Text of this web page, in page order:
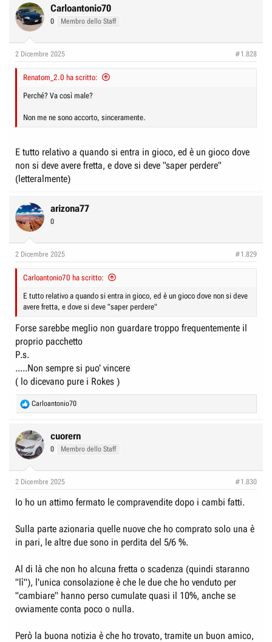
Carloantonio70
0 Membro dello Staff
2 Dicembre 2025 #1.828
Renatom_2.0 ha scritto:
Perché? Va così male?
Non me ne sono accorto, sinceramente.
E tutto relativo a quando si entra in gioco, ed è un gioco dove
non si deve avere fretta, e dove si deve "saper perdere"
(letteralmente)
arizona77
0
2 Dicembre 2025 #1.829
Carloantonio70 ha scritto:
E tutto relativo a quando si entra in gioco, ed è un gioco dove non si deve
avere fretta, e dove si deve "saper perdere"
Forse sarebbe meglio non guardare troppo frequentemente il
proprio pacchetto
P.s.
.....Non sempre si puo' vincere
( lo dicevano pure i Rokes )
R
e
c
t
i
s
Carloantonio70
cuorern
0 Membro dello Staff
2 Dicembre 2025 #1.830
Io ho un attimo fermato le compravendite dopo i cambi fatti.
Sulla parte azionaria quelle nuove che ho comprato solo una è
in pari, le altre due sono in perdita del 5/6 %.
Al di là che non ho alcuna fretta o scadenza (quindi staranno
"lì"), l'unica consolazione è che le due che ho venduto per
"cambiare" hanno perso cumulate quasi il 10%, anche se
ovviamente conta poco o nulla.
Però la buona notizia è che ho trovato, tramite un buon amico,